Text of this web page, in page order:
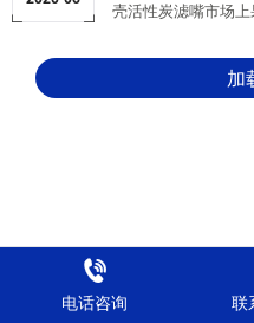
壳活性炭滤嘴市场上
加

电话咨询 联